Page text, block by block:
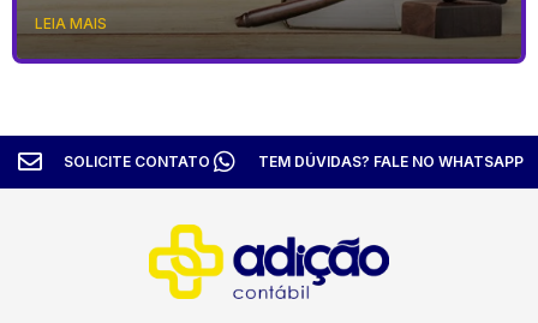
LEIA MAIS
SOLICITE CONTATO TEM DÚVIDAS? FALE NO WHATSAPP